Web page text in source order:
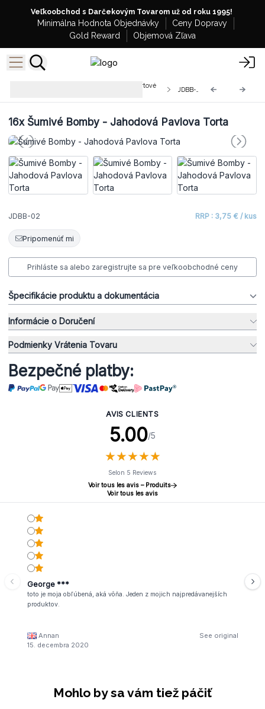
Veľkoobchod s Darčekovým Tovarom už od roku 1995!
Minimálna Hodnota Objednávky
Ceny Dopravy
Gold Reward
Objemová Zľava
Šumivé Bomby do Kúpeľa - Dezertové
16xŠumivé Bomby - Jahodová Pavlova Torta
JDBB-02 RRP : 3,75 € / kus
Pripomenúť mi
Prihláste sa alebo zaregistrujte sa pre veľkoobchodné ceny
Špecifikácie produktu a dokumentácia
Informácie o Doručení
Podmienky Vrátenia Tovaru
Bezpečné platby:
AVIS CLIENTS
5.00/5
★★★★★
★★★★★
Selon 5 Reviews
Voir tous les avis – Produits
Voir tous les avis
George ***
toto je moja obľúbená, aká vôňa. Jeden z mojich najpredávanejších
produktov.
Annan
See original
15. decembra 2020
Mohlo by sa vám tiež páčiť